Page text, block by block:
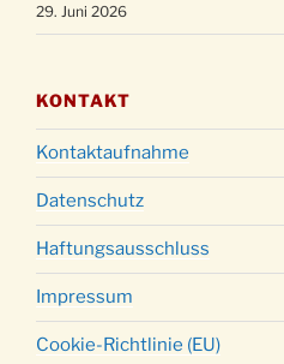
29. Juni 2026
KONTAKT
Kontaktaufnahme
Datenschutz
Haftungsausschluss
Impressum
Cookie-Richtlinie (EU)